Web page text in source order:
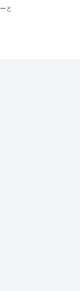
と